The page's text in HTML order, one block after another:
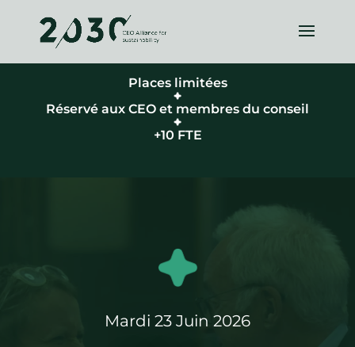
Places limitées
Réservé aux CEO et membres du conseil
+10 FTE
Mardi 23 Juin 2026